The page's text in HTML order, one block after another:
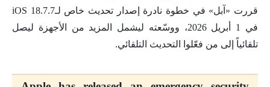
قررت «آبل» في خطوة نادرة إصدار تحديث خاص لـiOS 18.7.7
في 1 أبريل 2026، ووسّعته ليشمل المزيد من الأجهزة ليصل
تلقائياً إلى من فعّلوا التحديث التلقائي.